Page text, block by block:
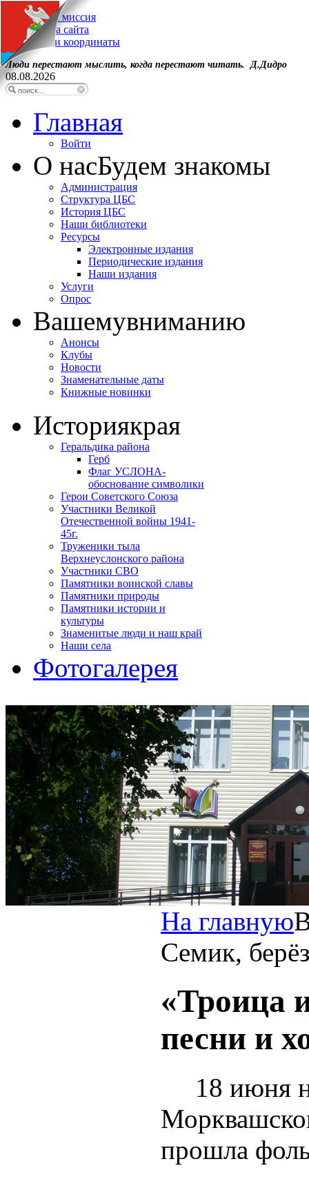
Наша миссия
Карта сайта
Наши координаты
Люди перестают мыслить, когда перестают читать. Д.Дидро
08.08.2026
Главная
Войти
О насБудем знакомы
Администрация
Структура ЦБС
История ЦБС
Наши библиотеки
Ресурсы
Электронные издания
Периодические издания
Наши издания
Услуги
Опрос
Вашемувниманию
Анонсы
Клубы
Новости
Знаменательные даты
Книжные новинки
Историякрая
Геральдика района
Герб
Флаг УСЛОНА-
обоснование символики
Герои Советского Союза
Участники Великой
Отечественной войны 1941-
45г.
Труженики тыла
Верхнеуслонского района
Участники СВО
Памятники воинской славы
Памятники природы
Памятники истории и
культуры
Знаменитые люди и наш край
Наши села
Фотогалерея
На главную
Семик,
«Троица
песни и
18 июня
прошла